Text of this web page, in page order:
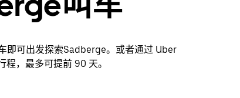
即可出发探索Sadberge。或者通过 Uber
程，最多可提前 90 天。